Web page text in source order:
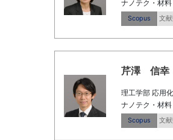
ナノテク・材
Scopus 文
芹澤 信幸
理工学部 応用
ナノテク・材
Scopus 文